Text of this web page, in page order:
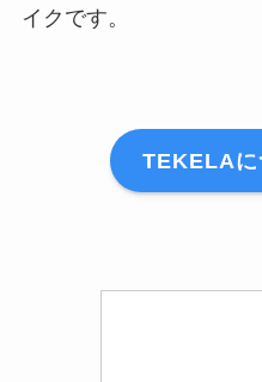
イクです。
TEKELAに